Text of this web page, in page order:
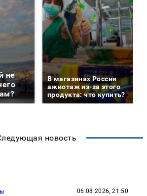
не
В магазинах России
ажиотаж из-за этого
продукта: что купить?
новость
06.08.2026, 21:50